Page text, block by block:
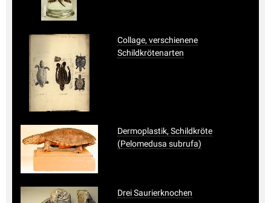
Collage, verschienene
Schildkrötenarten
Dermoplastik, Schildkröte
(Pelomedusa subrufa)
Drei Saurierknochen